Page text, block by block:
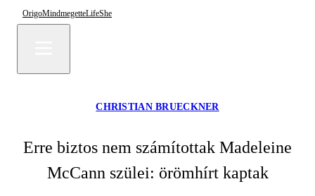
OrigoMindmegetteLifeShe
CHRISTIAN BRUECKNER
Erre biztos nem számítottak Madeleine
McCann szülei: örömhírt kaptak